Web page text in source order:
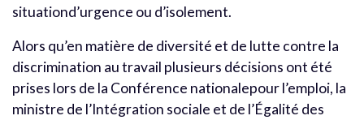
situationd’urgence ou d’isolement.
Alors qu’en matière de diversité et de lutte contre la
discrimination au travail plusieurs décisions ont été
prises lors de la Conférence nationalepour l’emploi, la
ministre de l’Intégration sociale et de l’Égalité des